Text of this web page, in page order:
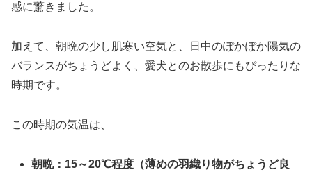
感に驚きました。
加えて、朝晩の少し肌寒い空気と、日中のぽかぽか陽気の
バランスがちょうどよく、愛犬とのお散歩にもぴったりな
時期です。
この時期の気温は、
朝晩：15～20℃程度（薄めの羽織り物がちょうど良